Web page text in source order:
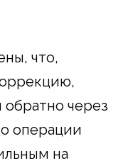
что,
через
операции
на